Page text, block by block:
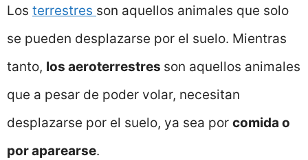
Los terrestres son aquellos animales que solo
se pueden desplazarse por el suelo. Mientras
tanto, los aeroterrestres son aquellos animales
que a pesar de poder volar, necesitan
desplazarse por el suelo, ya sea por comida o
por aparearse.